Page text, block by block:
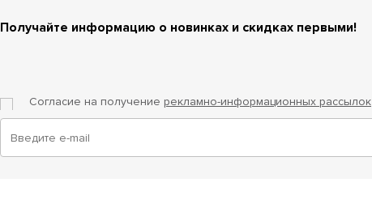
Получайте информацию о новинках и скидках первыми!
Согласие на получение рекламно-информационных рассылок